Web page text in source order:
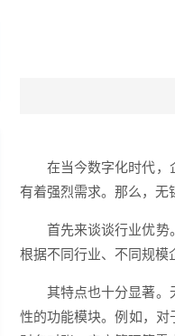
在当今数字化时代，
有着强烈需求。那么，无
首先来谈谈行业优势
根据不同行业、不同规模
其特点也十分显著。
性的功能模块。例如，对